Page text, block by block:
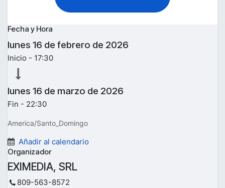
Fecha y Hora
lunes 16 de febrero de 2026
Inicio - 17:30
lunes 16 de marzo de 2026
Fin - 22:30
America/Santo_Domingo
Añadir al calendario
Organizador
EXIMEDIA, SRL
809-563-8572